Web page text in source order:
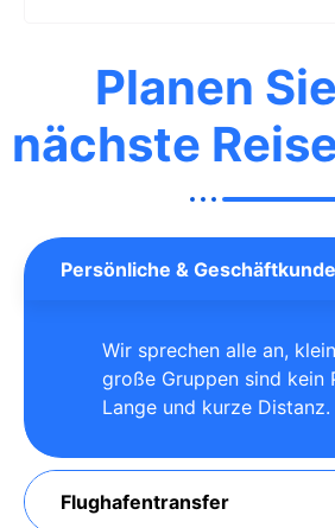
Planen
nächste
Persönliche &
Wir sprechen alle an,
große Gruppen sind kein
Lange und kurze Distanz.
Flughafentransfer